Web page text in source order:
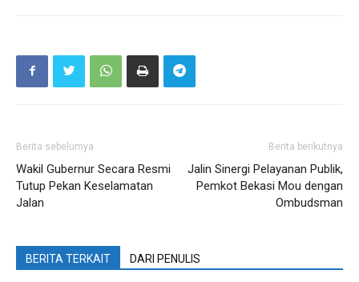
Berita sebelumya
Wakil Gubernur Secara Resmi
Tutup Pekan Keselamatan
Jalan
Berita berikutnya
Jalin Sinergi Pelayanan Publik,
Pemkot Bekasi Mou dengan
Ombudsman
BERITA TERKAIT DARI PENULIS